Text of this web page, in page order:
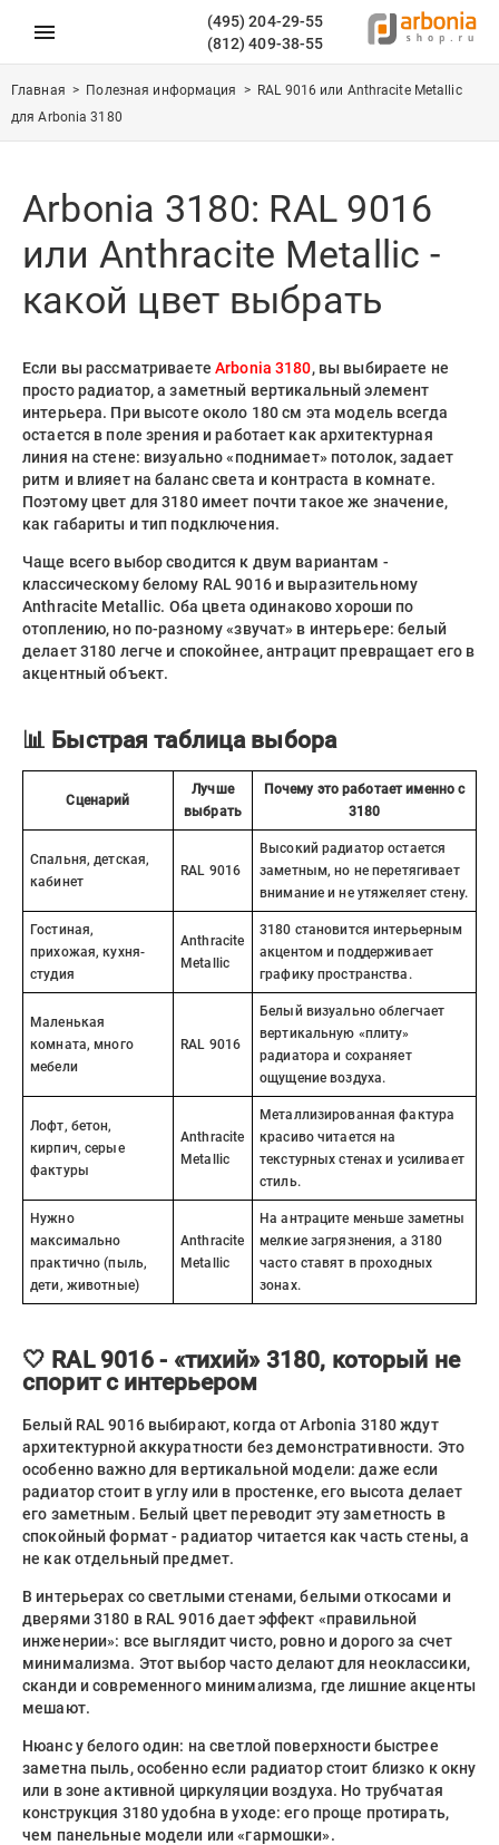
(495) 204-29-55
(812) 409-38-55
Главная > Полезная информация > RAL 9016 или Anthracite Metallic
для Arbonia 3180
Arbonia 3180: RAL 9016
или Anthracite Metallic -
какой цвет выбрать
Если вы рассматриваете Arbonia 3180, вы выбираете не
просто радиатор, а заметный вертикальный элемент
интерьера. При высоте около 180 см эта модель всегда
остается в поле зрения и работает как архитектурная
линия на стене: визуально «поднимает» потолок, задает
ритм и влияет на баланс света и контраста в комнате.
Поэтому цвет для 3180 имеет почти такое же значение,
как габариты и тип подключения.
Чаще всего выбор сводится к двум вариантам -
классическому белому RAL 9016 и выразительному
Anthracite Metallic. Оба цвета одинаково хороши по
отоплению, но по-разному «звучат» в интерьере: белый
делает 3180 легче и спокойнее, антрацит превращает его в
акцентный объект.
📊 Быстрая таблица выбора
Сценарий
Лучше
выбрать
Почему это работает именно с
3180
Спальня, детская,
кабинет
RAL 9016
Высокий радиатор остается
заметным, но не перетягивает
внимание и не утяжеляет стену.
Гостиная,
прихожая, кухня-
студия
Anthracite
Metallic
3180 становится интерьерным
акцентом и поддерживает
графику пространства.
Маленькая
комната, много
мебели
RAL 9016
Белый визуально облегчает
вертикальную «плиту»
радиатора и сохраняет
ощущение воздуха.
Лофт, бетон,
кирпич, серые
фактуры
Anthracite
Metallic
Металлизированная фактура
красиво читается на
текстурных стенах и усиливает
стиль.
Нужно
максимально
практично (пыль,
дети, животные)
Anthracite
Metallic
На антраците меньше заметны
мелкие загрязнения, а 3180
часто ставят в проходных
зонах.
🤍 RAL 9016 - «тихий» 3180, который не
спорит с интерьером
Белый RAL 9016 выбирают, когда от Arbonia 3180 ждут
архитектурной аккуратности без демонстративности. Это
особенно важно для вертикальной модели: даже если
радиатор стоит в углу или в простенке, его высота делает
его заметным. Белый цвет переводит эту заметность в
спокойный формат - радиатор читается как часть стены, а
не как отдельный предмет.
В интерьерах со светлыми стенами, белыми откосами и
дверями 3180 в RAL 9016 дает эффект «правильной
инженерии»: все выглядит чисто, ровно и дорого за счет
минимализма. Этот выбор часто делают для неоклассики,
сканди и современного минимализма, где лишние акценты
мешают.
Нюанс у белого один: на светлой поверхности быстрее
заметна пыль, особенно если радиатор стоит близко к окну
или в зоне активной циркуляции воздуха. Но трубчатая
конструкция 3180 удобна в уходе: его проще протирать,
чем панельные модели или «гармошки».